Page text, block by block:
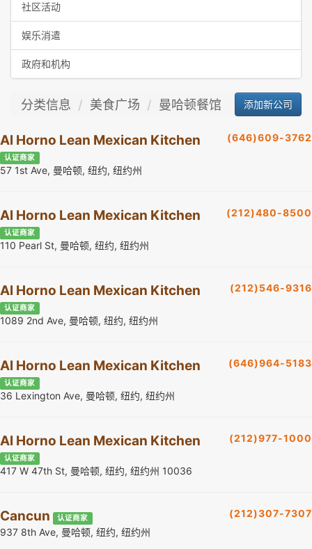
社区活动
娱乐消遣
政府和机构
添加新公司
分类信息 美食广场 曼哈顿餐馆
(646)609-3762
Al Horno Lean Mexican Kitchen
认证商家
57 1st Ave, 曼哈顿, 纽约, 纽约州
(212)480-8500
Al Horno Lean Mexican Kitchen
认证商家
110 Pearl St, 曼哈顿, 纽约, 纽约州
(212)546-9316
Al Horno Lean Mexican Kitchen
认证商家
1089 2nd Ave, 曼哈顿, 纽约, 纽约州
(646)964-5183
Al Horno Lean Mexican Kitchen
认证商家
36 Lexington Ave, 曼哈顿, 纽约, 纽约州
(212)977-1000
Al Horno Lean Mexican Kitchen
认证商家
417 W 47th St, 曼哈顿, 纽约, 纽约州 10036
(212)307-7307
Cancun 认证商家
937 8th Ave, 曼哈顿, 纽约, 纽约州